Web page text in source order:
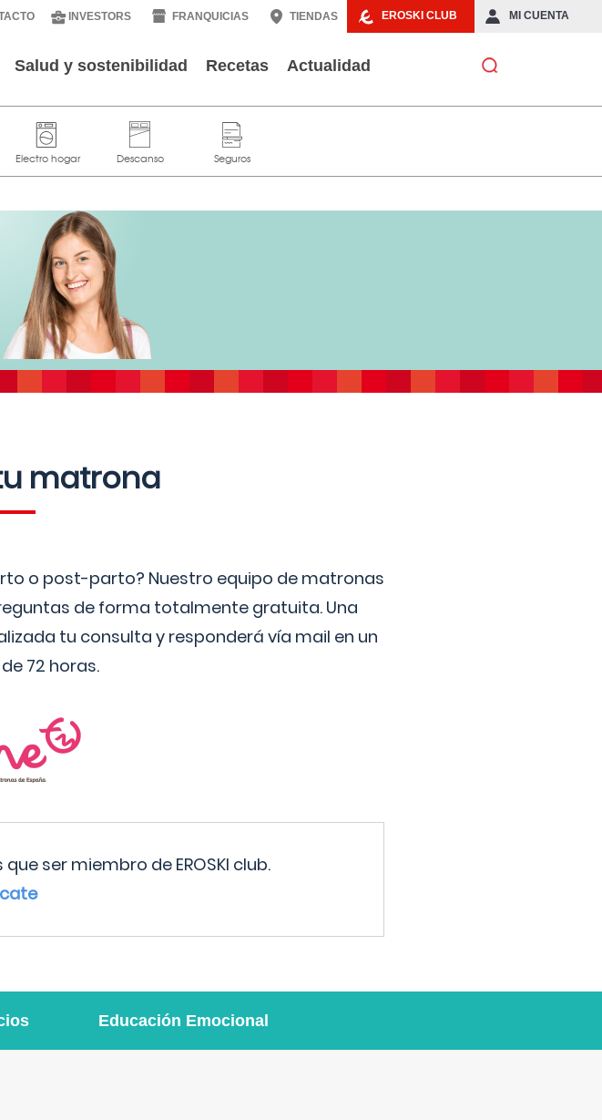
EROSKI CLUB MI CUENTA
INVESTORS FRANQUICIAS TIENDAS
Salud y sostenibilidad Recetas Actualidad
matrona
o post-parto? Nuestro equipo de matronas
de forma totalmente gratuita. Una
tu consulta y responderá vía mail en un
72 horas.
ser miembro de EROSKI club.
Educación Emocional